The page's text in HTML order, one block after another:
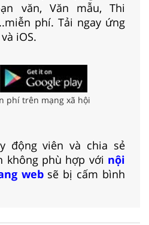
văn, Văn mẫu, Thi
phí. Tải ngay ứng
iOS.
phí trên mạng xã hội
động viên và chia sẻ
không phù hợp với nội
websẽ bị cấm bình